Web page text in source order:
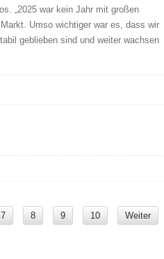
„2025 war kein Jahr mit großen
Umso wichtiger war es, dass wir
geblieben sind und weiter wachsen
7 8 9 10 Weiter